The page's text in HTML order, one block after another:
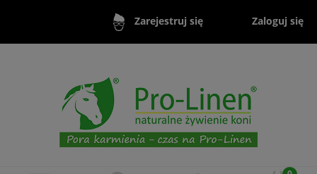
Zarejestruj się Zaloguj się